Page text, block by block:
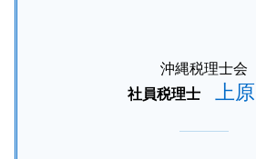
沖縄税理士会
社員税理士
上